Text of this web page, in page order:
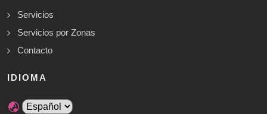
Servicios
Servicios por Zonas
Contacto
IDIOMA